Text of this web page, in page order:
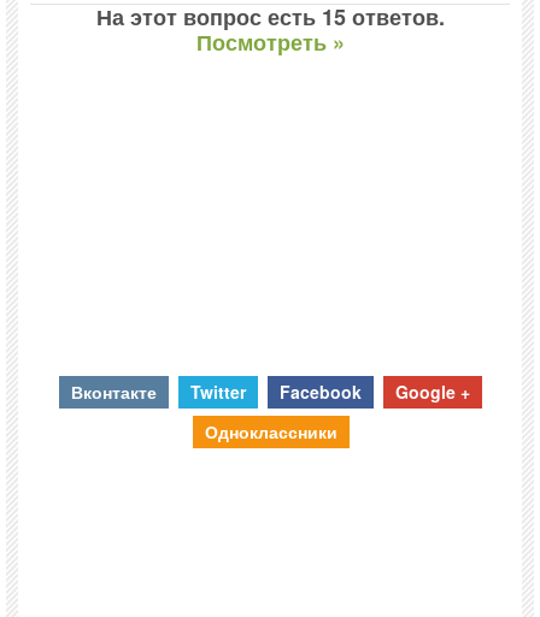
На этот вопрос есть 15 ответов.
Посмотреть »
Вконтакте Twitter Facebook
Google +
Одноклассники